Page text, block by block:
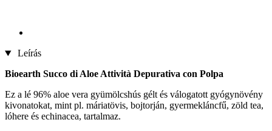
Leírás
Bioearth Succo di Aloe Attività Depurativa con Polpa
Ez a lé 96% aloe vera gyümölcshús gélt és válogatott gyógynövény
kivonatokat, mint pl. máriatövis, bojtorján, gyermekláncfű, zöld tea,
lóhere és echinacea, tartalmaz.